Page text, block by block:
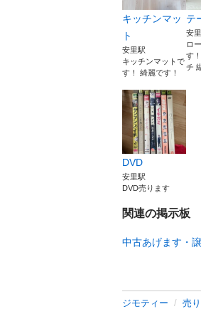
キッチンマッ
ト
安里駅
キッチンマットで
す！ 綺麗です！
テ
安
ロ
す
チ
DVD
安里駅
DVD売ります
関連の掲示板
中古あげます・
ジモティー 売